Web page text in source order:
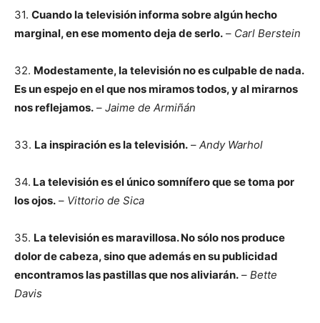
31. Cuando la televisión informa sobre algún hecho
marginal, en ese momento deja de serlo. – Carl Berstein
32. Modestamente, la televisión no es culpable de nada.
Es un espejo en el que nos miramos todos, y al mirarnos
nos reflejamos. – Jaime de Armiñán
33. La inspiración es la televisión. – Andy Warhol
34. La televisión es el único somnífero que se toma por
los ojos. – Vittorio de Sica
35. La televisión es maravillosa. No sólo nos produce
dolor de cabeza, sino que además en su publicidad
encontramos las pastillas que nos aliviarán. – Bette
Davis